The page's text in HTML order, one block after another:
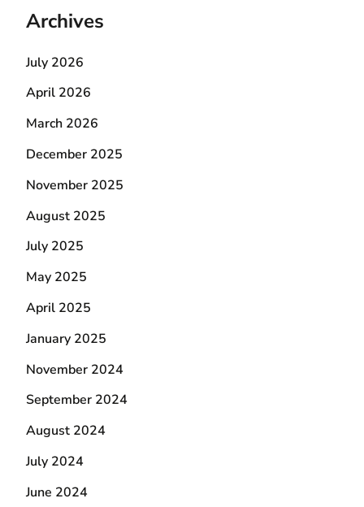
Archives
July 2026
April 2026
March 2026
December 2025
November 2025
August 2025
July 2025
May 2025
April 2025
January 2025
November 2024
September 2024
August 2024
July 2024
June 2024